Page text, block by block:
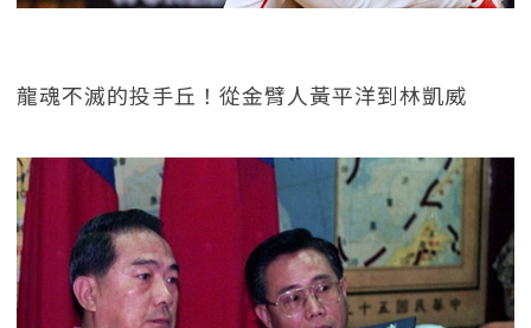
龍魂不滅的投手丘！從金臂人黃平洋到林凱威